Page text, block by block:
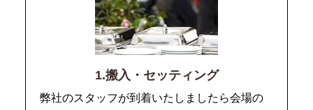
1.搬入・セッティング
弊社のスタッフが到着いたしましたら会場の